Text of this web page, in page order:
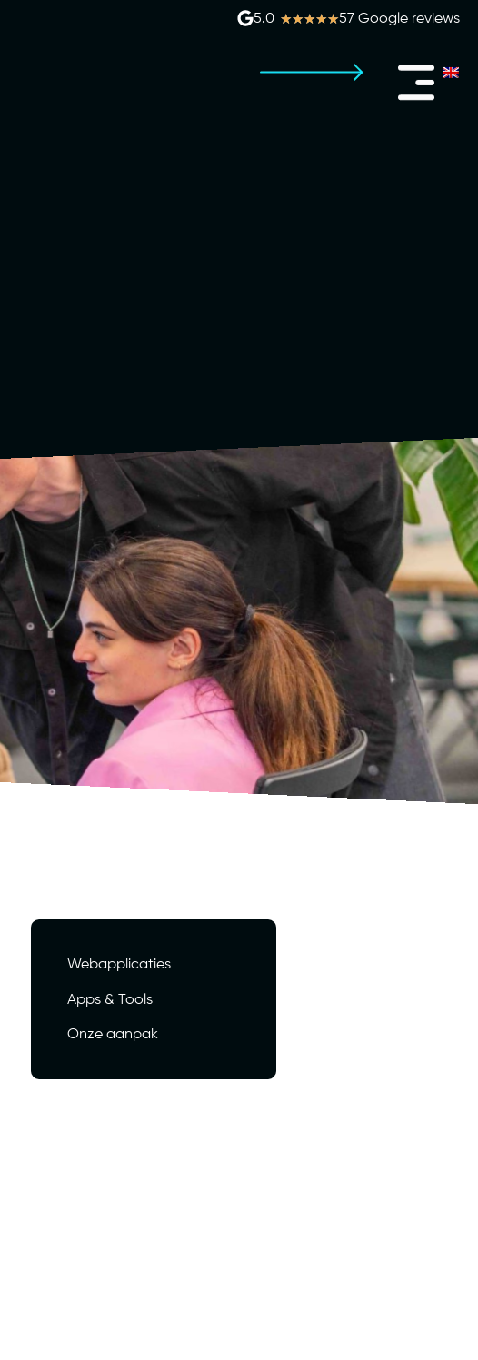
57 Google reviews
5.0 ★★★★★
Webapplicaties
Apps & Tools
Onze aanpak